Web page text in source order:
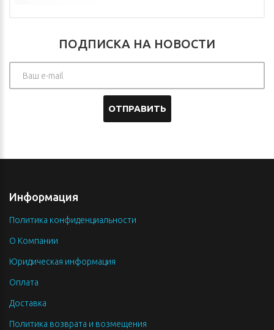
ПОДПИСКА НА НОВОСТИ
ОТПРАВИТЬ
Информация
Политика конфиденциальности
О Компании
Юридическая информация
Оплата
Доставка
Политика возврата и возмещения